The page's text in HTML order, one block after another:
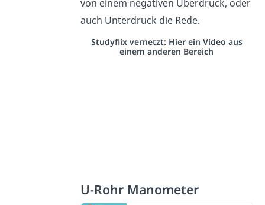
von einem negativen Überdruck, oder
auch Unterdruck die Rede.
Studyflix vernetzt: Hier ein Video aus
einem anderen Bereich
U-Rohr Manometer